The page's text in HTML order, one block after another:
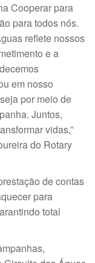
Cooperar para
para todos nós.
reflete nossos
e a
em nosso
por meio de
Juntos,
vidas,”
do Rotary
de contas
para
total